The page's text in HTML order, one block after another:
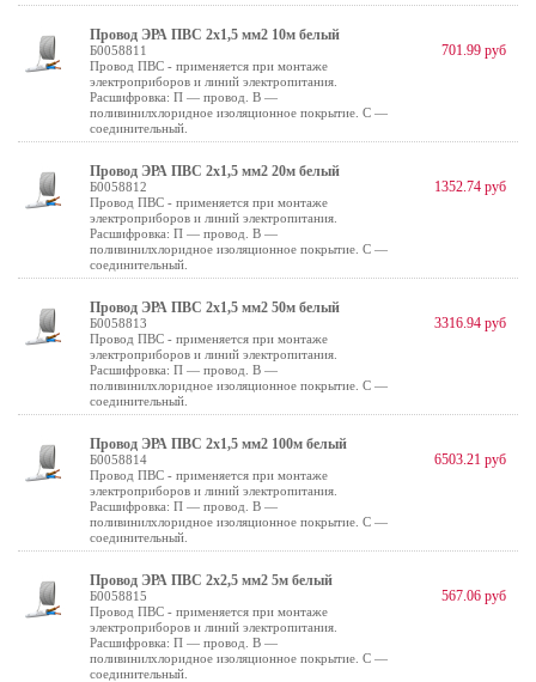
Провод ЭРА ПВС 2х1,5 мм2 10м белый
Б0058811
Провод ПВС - применяется при монтаже
электроприборов и линий электропитания.
Расшифровка: П — провод. В —
поливинилхлоридное изоляционное покрытие. С —
соединительный.
701.99 руб
Провод ЭРА ПВС 2х1,5 мм2 20м белый
Б0058812
Провод ПВС - применяется при монтаже
электроприборов и линий электропитания.
Расшифровка: П — провод. В —
поливинилхлоридное изоляционное покрытие. С —
соединительный.
1352.74 руб
Провод ЭРА ПВС 2х1,5 мм2 50м белый
Б0058813
Провод ПВС - применяется при монтаже
электроприборов и линий электропитания.
Расшифровка: П — провод. В —
поливинилхлоридное изоляционное покрытие. С —
соединительный.
3316.94 руб
Провод ЭРА ПВС 2х1,5 мм2 100м белый
Б0058814
Провод ПВС - применяется при монтаже
электроприборов и линий электропитания.
Расшифровка: П — провод. В —
поливинилхлоридное изоляционное покрытие. С —
соединительный.
6503.21 руб
Провод ЭРА ПВС 2х2,5 мм2 5м белый
Б0058815
Провод ПВС - применяется при монтаже
электроприборов и линий электропитания.
Расшифровка: П — провод. В —
поливинилхлоридное изоляционное покрытие. С —
соединительный.
567.06 руб